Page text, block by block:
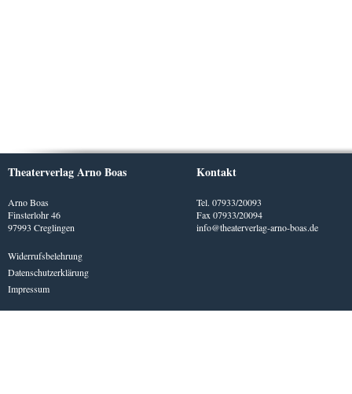
Theaterverlag Arno Boas
Arno Boas
Finsterlohr 46
97993 Creglingen
Widerrufsbelehrung
Datenschutzerklärung
Impressum
Kontakt
Tel. 07933/20093
Fax 07933/20094
info@theaterverlag-arno-boas.de